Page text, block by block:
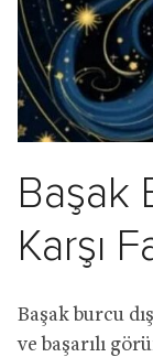
Başak
Karşı
Başak burcu
ve başarılı